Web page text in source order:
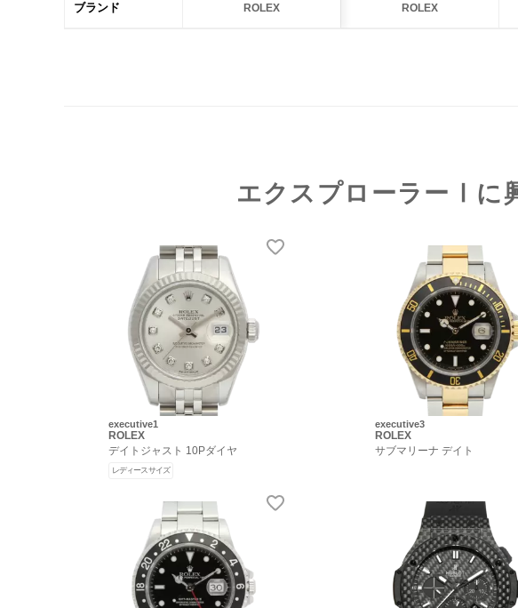
ブランド ROLEX ROLEX
エクスプローラーⅠに
executive1
ROLEX
デイトジャスト 10Pダイヤ
レディースサイズ
executive3
ROLEX
サブマリーナ デイト